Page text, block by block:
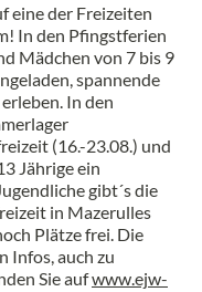
eine der Freizeiten
In den Pfingstferien
Mädchen von 7 bis 9
spannende
In den
(16.-23.08.) und
Jährige ein
gibt´s die
in Mazerulles
Plätze frei. Die
Infos, auch zu
Sie aufwww.ejw-